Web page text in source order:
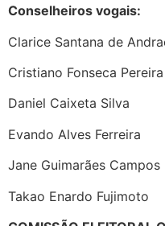
Conselheiros vogais:
Clarice Santana de
Cristiano Fonseca Pereira
Daniel Caixeta Silva
Evando Alves Ferreira
Jane Guimarães Campos
Takao Enardo Fujimoto